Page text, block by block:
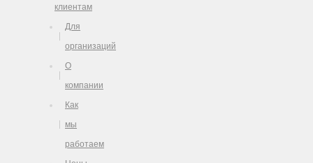
клиентам
Для
организаций
О
компании
Как
мы
работаем